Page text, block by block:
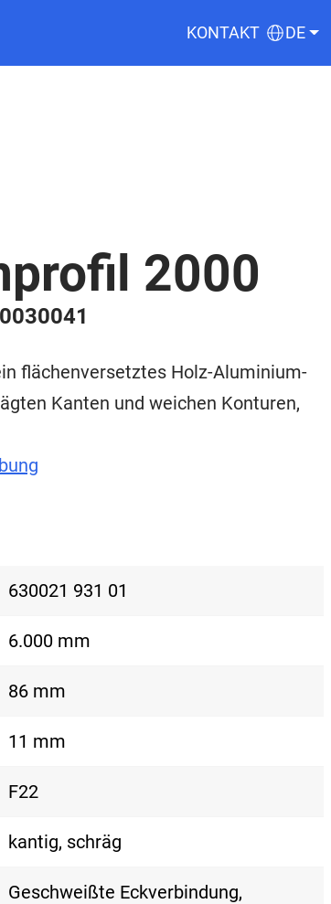
KONTAKT DE
2000
flächenversetztes Holz-Aluminium-
Kanten und weichen Konturen,
630021 931 01
6.000 mm
86 mm
11 mm
F22
kantig, schräg
Geschweißte Eckverbindung,